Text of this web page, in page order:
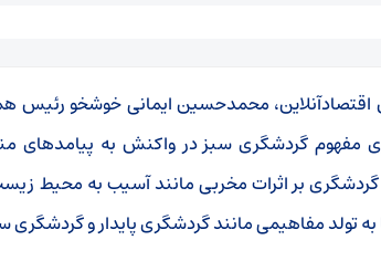
اقتصادآنلاین، محمدحسین ایمانی خوشخو رئیس
مفهوم گردشگری سبز در واکنش به پیامدهای
گردشگری بر اثرات مخربی مانند آسیب به محیط
به تولد مفاهیمی مانند گردشگری پایدار و گردشگری